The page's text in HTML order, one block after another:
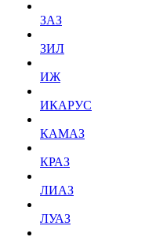
ЗАЗ
ЗИЛ
ИЖ
ИКАРУС
КАМАЗ
КРАЗ
ЛИАЗ
ЛУАЗ